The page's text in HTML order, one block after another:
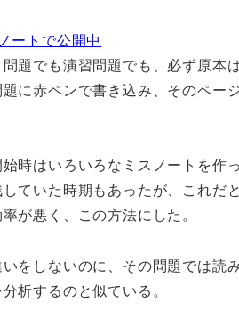
ートで公開中
題でも演習問題でも、必ず原本
に赤ペンで書き込み、そのペー
時はいろいろなミスノートを作
ていた時期もあったが、これだ
が悪く、この方法にした。
をしないのに、その問題では読
析するのと似ている。